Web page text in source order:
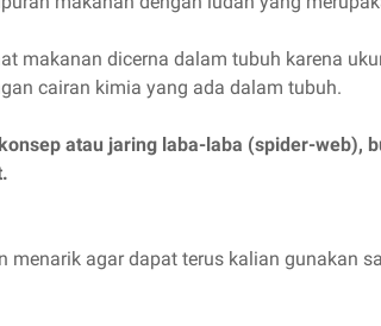
makanan dicerna dalam tubuh karena
cairan kimia yang ada dalam tubuh.
atau jaring laba-laba (spider-web),
menarik agar dapat terus kalian gunakan